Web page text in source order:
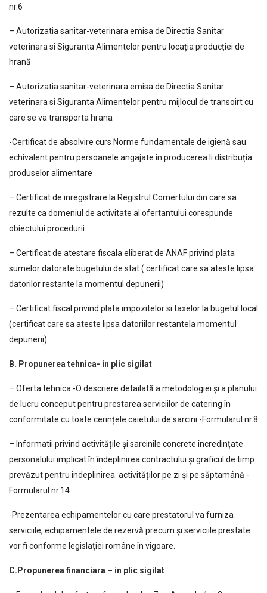
nr.6
– Autorizatia sanitar-veterinara emisa de Directia Sanitar
veterinara si Siguranta Alimentelor pentru locația producției de
hrană
– Autorizatia sanitar-veterinara emisa de Directia Sanitar
veterinara si Siguranta Alimentelor pentru mijlocul de transoirt cu
care se va transporta hrana
-Certificat de absolvire curs Norme fundamentale de igienă sau
echivalent pentru persoanele angajate în producerea li distribuția
produselor alimentare
– Certificat de inregistrare la Registrul Comertului din care sa
rezulte ca domeniul de activitate al ofertantului corespunde
obiectului procedurii
– Certificat de atestare fiscala eliberat de ANAF privind plata
sumelor datorate bugetului de stat ( certificat care sa ateste lipsa
datorilor restante la momentul depunerii)
– Certificat fiscal privind plata impozitelor si taxelor la bugetul local
(certificat care sa ateste lipsa datoriilor restantela momentul
depunerii)
B. Propunerea tehnica- in plic sigilat
– Oferta tehnica -O descriere detailată a metodologiei și a planului
de lucru conceput pentru prestarea serviciilor de catering în
conformitate cu toate cerințele caietului de sarcini -Formularul nr.8
– Informatii privind activitățile și sarcinile concrete încredințate
personalului implicat în îndeplinirea contractului și graficul de timp
prevăzut pentru îndeplinirea activităților pe zi și pe săptamână -
Formularul nr.14
-Prezentarea echipamentelor cu care prestatorul va furniza
serviciile, echipamentele de rezervă precum și serviciile prestate
vor fi conforme legislației române în vigoare.
C.Propunerea financiara – in plic sigilat